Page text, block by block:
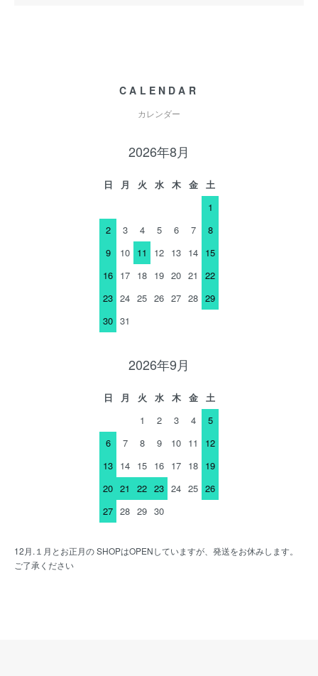
CALENDAR
カレンダー
2026年8月
日 月 火 水 木 金
土
1
2
3 4 5 6 7
8
9
10 11 12 13 14 15
16 17 18 19 20 21
22
23 24 25 26 27 28 29
30 31
2026年9月
日 月 火 水 木 金
土
1
2 3 4
5
6
7 8 9 10 11
12
13 14 15 16 17 18 19
20 21 22 23 24 25 26
27 28 29 30
12月.１月とお正月の SHOPはOPENしていますが、発送をお休みします。
ご了承ください